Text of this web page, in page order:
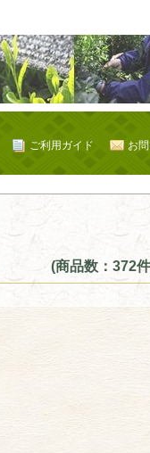
お
ご利用ガイド
(商品数：372